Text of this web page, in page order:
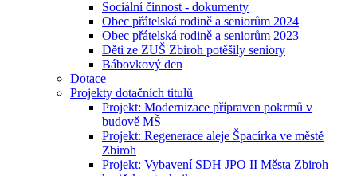
Sociální činnost - dokumenty
Obec přátelská rodině a seniorům 2024
Obec přátelská rodině a seniorům 2023
Děti ze ZUŠ Zbiroh potěšily seniory
Bábovkový den
Dotace
Projekty dotačních titulů
Projekt: Modernizace přípraven pokrmů v
budově MŠ
Projekt: Regenerace aleje Špacírka ve městě
Zbiroh
Projekt: Vybavení SDH JPO II Města Zbiroh